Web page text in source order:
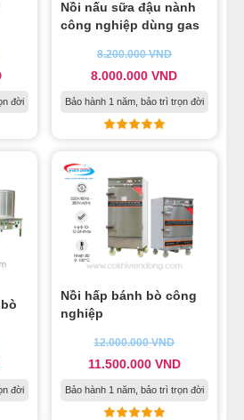
đời
Nồi nấu sữa đậu nành
công nghiệp dùng gas
8.200.000VND
8.000.000VND
Bảo hành 1 năm, bảo trì trọn đời
đời
Nồi hấp bánh bò công
nghiệp
12.000.000VND
11.500.000 VND
Bảo hành 1 năm, bảo trì trọn đời